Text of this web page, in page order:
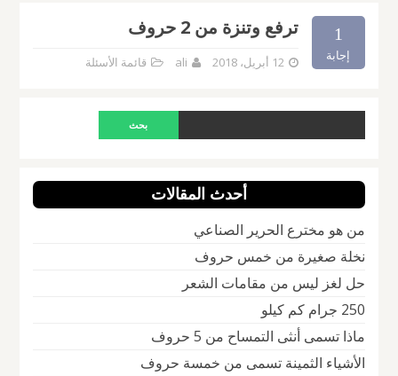
1
إجابة
ترفع وتنزة من 2 حروف
12 أبريل، 2018 ali قائمة الأسئلة
أحدث المقالات
من هو مخترع الحرير الصناعي
نخلة صغيرة من خمس حروف
حل لغز ليس من مقامات الشعر
250 جرام كم كيلو
ماذا تسمى أنثى التمساح من 5 حروف
الأشياء الثمينة تسمى من خمسة حروف